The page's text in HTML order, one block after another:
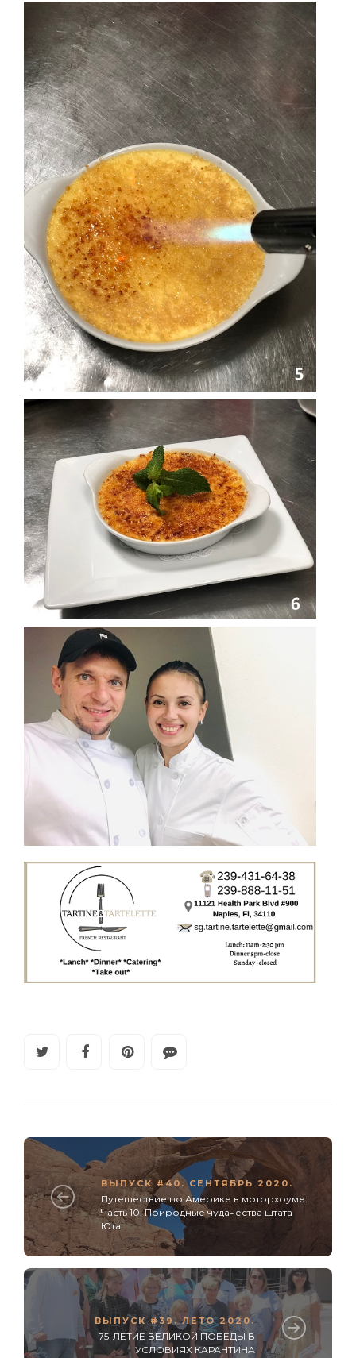
ВЫПУСК #40. СЕНТЯБРЬ 2020.
Путешествие по Америке в моторхоуме:
Часть 10. Природные чудачества штата
Юта
ВЫПУСК #39. ЛЕТО 2020.
75-ЛЕТИЕ ВЕЛИКОЙ ПОБЕДЫ В
УСЛОВИЯХ КАРАНТИНА